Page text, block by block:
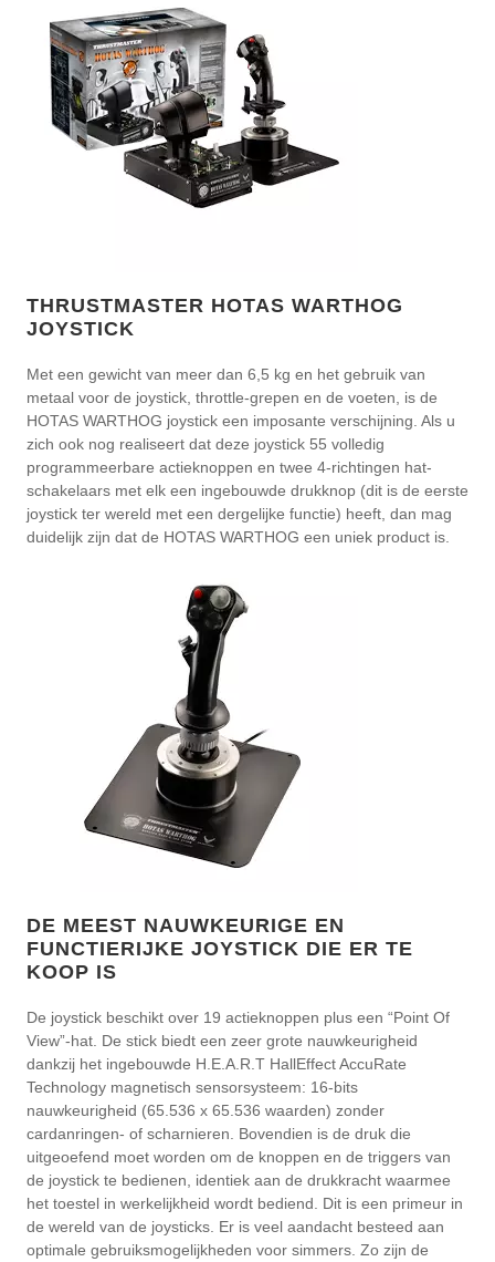
THRUSTMASTER HOTAS WARTHOG
JOYSTICK
Met een gewicht van meer dan 6,5 kg en het gebruik van
metaal voor de joystick, throttle-grepen en de voeten, is de
HOTAS WARTHOG joystick een imposante verschijning. Als u
zich ook nog realiseert dat deze joystick 55 volledig
programmeerbare actieknoppen en twee 4-richtingen hat-
schakelaars met elk een ingebouwde drukknop (dit is de eerste
joystick ter wereld met een dergelijke functie) heeft, dan mag
duidelijk zijn dat de HOTAS WARTHOG een uniek product is.
DE MEEST NAUWKEURIGE EN
FUNCTIERIJKE JOYSTICK DIE ER TE
KOOP IS
De joystick beschikt over 19 actieknoppen plus een “Point Of
View”-hat. De stick biedt een zeer grote nauwkeurigheid
dankzij het ingebouwde H.E.A.R.T HallEffect AccuRate
Technology magnetisch sensorsysteem: 16-bits
nauwkeurigheid (65.536 x 65.536 waarden) zonder
cardanringen- of scharnieren. Bovendien is de druk die
uitgeoefend moet worden om de knoppen en de triggers van
de joystick te bedienen, identiek aan de drukkracht waarmee
het toestel in werkelijkheid wordt bediend. Dit is een primeur in
de wereld van de joysticks. Er is veel aandacht besteed aan
optimale gebruiksmogelijkheden voor simmers. Zo zijn de